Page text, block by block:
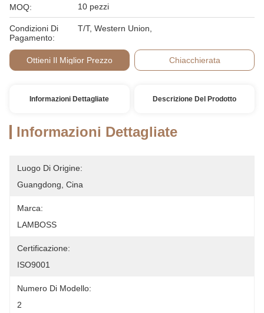
MOQ: 10 pezzi
Condizioni Di
Pagamento:
T/T, Western Union,
Ottieni Il Miglior Prezzo Chiacchierata
Informazioni Dettagliate Descrizione Del Prodotto
Informazioni Dettagliate
Luogo Di Origine:
Guangdong, Cina
Marca:
LAMBOSS
Certificazione:
ISO9001
Numero Di Modello:
2